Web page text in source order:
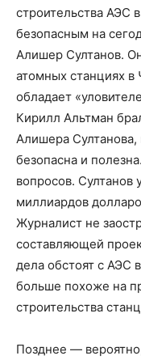
строительства АЭС
безопасным на
Алишер Султанов.
атомных станциях
обладает
Кирилл Альтман
Алишера
безопасна и
вопросов. Султанов
миллиардов
Журналист не
составляющей
дела обстоят с АЭС
больше похоже на
строительства
Позднее —